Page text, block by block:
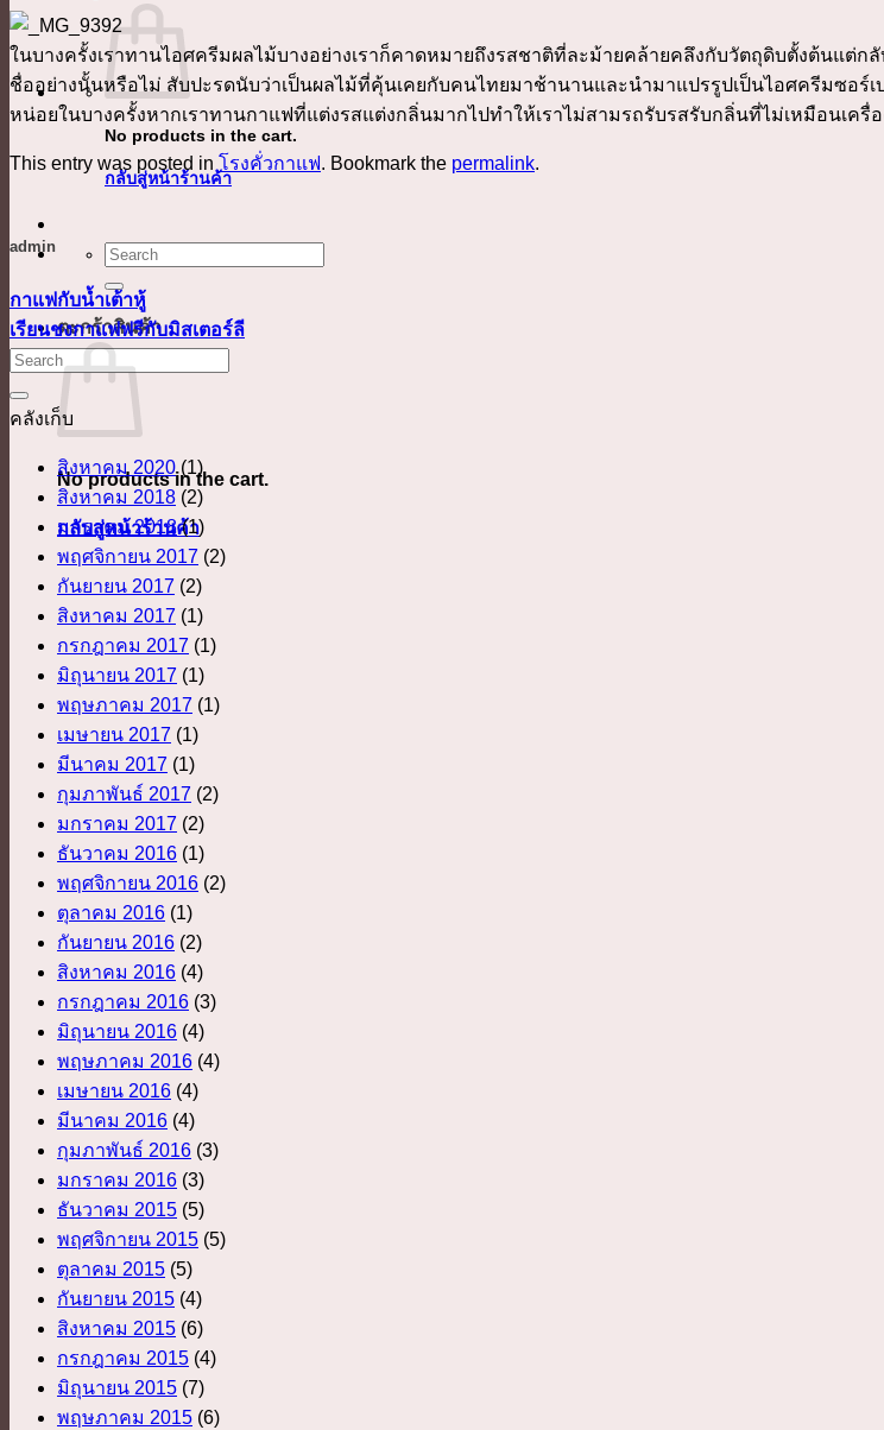
No products in the cart.
กลับสู่หน้าร้านค้า
ค้นหา:
ตะกร้าสินค้า
No products in the cart.
กลับสู่หน้าร้านค้า
ในบางครั้งเราทานไอศครีมผลไม้บางอย่างเราก็คาดหมายถึงรสชาติที่ละม้ายคล้ายคลึงกับวัตถุดิบตั้งต้นแต่ก
ชื่ออย่างนั้นหรือไม่ สับปะรดนับว่าเป็นผลไม้ที่คุ้นเคยกับคนไทยมาช้านานและนำมาแปรรูปเป็นไอศครีมซอร์
หน่อยในบางครั้งหากเราทานกาแฟที่แต่งรสแต่งกลิ่นมากไปทำให้เราไม่สามรถรับรสรับกลิ่นที่ไม่เหมือนเครื่
This entry was posted in โรงคั่วกาแฟ. Bookmark the permalink.
admin
กาแฟกับน้ำเต้าหู้
เรียนชงกาแฟฟรีกับมิสเตอร์ลี
คลังเก็บ
สิงหาคม 2020(1)
สิงหาคม 2018 (2)
มกราคม 2018(1)
พฤศจิกายน 2017 (2)
กันยายน 2017 (2)
สิงหาคม 2017 (1)
กรกฎาคม 2017 (1)
มิถุนายน 2017 (1)
พฤษภาคม 2017 (1)
เมษายน 2017 (1)
มีนาคม 2017 (1)
กุมภาพันธ์ 2017 (2)
มกราคม 2017 (2)
ธันวาคม 2016 (1)
พฤศจิกายน 2016 (2)
ตุลาคม 2016 (1)
กันยายน 2016 (2)
สิงหาคม 2016 (4)
กรกฎาคม 2016 (3)
มิถุนายน 2016 (4)
พฤษภาคม 2016 (4)
เมษายน 2016 (4)
มีนาคม 2016 (4)
กุมภาพันธ์ 2016 (3)
มกราคม 2016 (3)
ธันวาคม 2015 (5)
พฤศจิกายน 2015 (5)
ตุลาคม 2015 (5)
กันยายน 2015 (4)
สิงหาคม 2015 (6)
กรกฎาคม 2015 (4)
มิถุนายน 2015 (7)
พฤษภาคม 2015 (6)